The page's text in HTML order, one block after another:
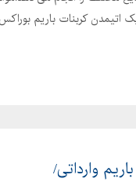
کربنات باریم
وارداتی/